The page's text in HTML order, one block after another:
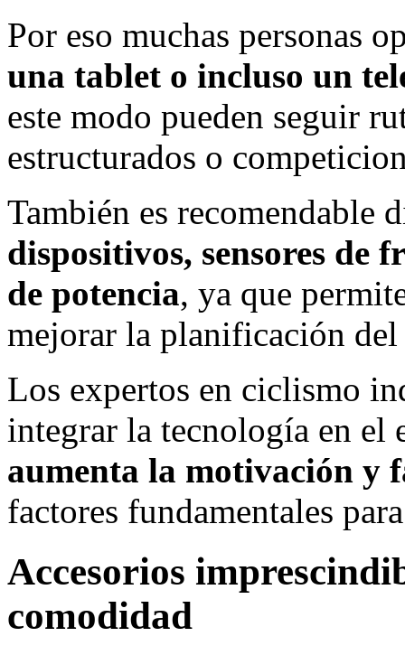
Por eso muchas personas
una tablet o incluso un
este modo pueden seguir
estructurados o
También es recomendable
dispositivos, sensores de
de potencia, ya que
mejorar la planificación del
Los expertos en ciclismo
integrar la tecnología en el
aumenta la motivación y
factores fundamentales
Accesorios
comodidad